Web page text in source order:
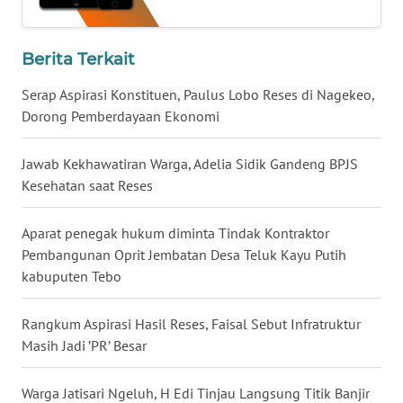
Berita Terkait
Serap Aspirasi Konstituen, Paulus Lobo Reses di Nagekeo,
Dorong Pemberdayaan Ekonomi
Jawab Kekhawatiran Warga, Adelia Sidik Gandeng BPJS
Kesehatan saat Reses
Aparat penegak hukum diminta Tindak Kontraktor
Pembangunan Oprit Jembatan Desa Teluk Kayu Putih
kabuputen Tebo
Rangkum Aspirasi Hasil Reses, Faisal Sebut Infratruktur
Masih Jadi ’PR’ Besar
Warga Jatisari Ngeluh, H Edi Tinjau Langsung Titik Banjir
KALTARA
KALSEL
KALTIM
WN
SULSEL
GORONTALO
SULUT